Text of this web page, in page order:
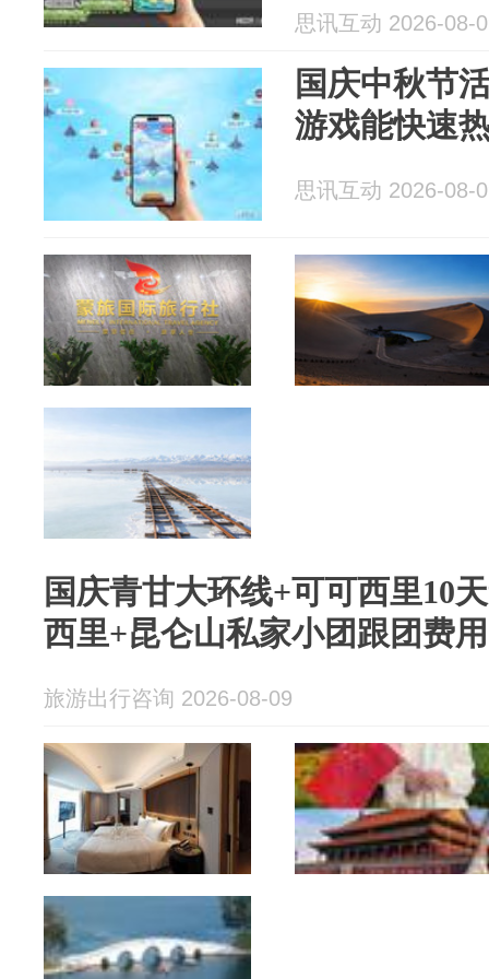
思讯互动 2026-08-
国庆中秋节
游戏能快速
思讯互动 2026-08-
国庆青甘大环线+可可西里10
西里+昆仑山私家小团跟团费用
旅游出行咨询 2026-08-09